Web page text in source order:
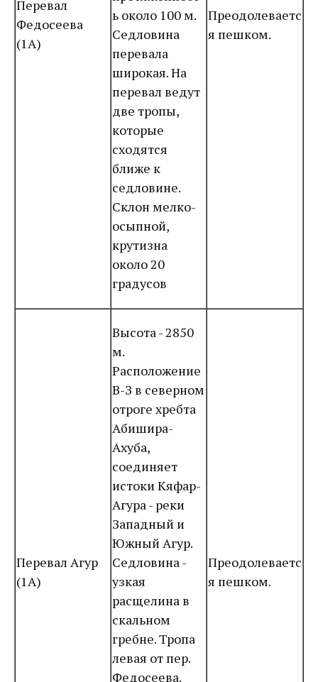
Перевал
Федосеева
(1А)
ь около 100 м.
Седловина
перевала
широкая. На
перевал ведут
две тропы,
которые
сходятся
ближе к
седловине.
Склон мелко-
осыпной,
крутизна
около 20
градусов
Преодолеваетс
я пешком.
Перевал Агур
(1А)
Высота - 2850
м.
Расположение
В-З в северном
отроге хребта
Абишира-
Ахуба,
соединяет
истоки Кяфар-
Агура - реки
Западный и
Южный Агур.
Седловина -
узкая
расщелина в
скальном
гребне. Тропа
левая от пер.
Федосеева.
Преодолеваетс
я пешком.